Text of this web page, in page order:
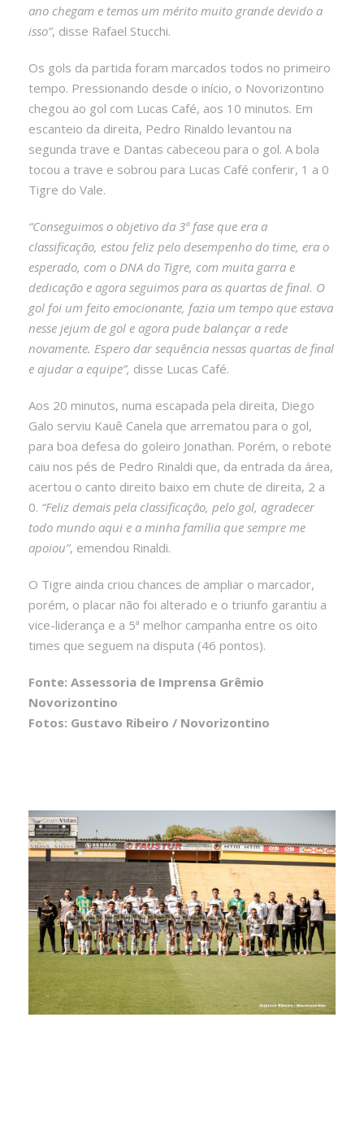
ano chegam e temos um mérito muito grande devido a
isso”, disse Rafael Stucchi.
Os gols da partida foram marcados todos no primeiro
tempo. Pressionando desde o início, o Novorizontino
chegou ao gol com Lucas Café, aos 10 minutos. Em
escanteio da direita, Pedro Rinaldo levantou na
segunda trave e Dantas cabeceou para o gol. A bola
tocou a trave e sobrou para Lucas Café conferir, 1 a 0
Tigre do Vale.
“Conseguimos o objetivo da 3ª fase que era a
classificação, estou feliz pelo desempenho do time, era o
esperado, com o DNA do Tigre, com muita garra e
dedicação e agora seguimos para as quartas de final. O
gol foi um feito emocionante, fazia um tempo que estava
nesse jejum de gol e agora pude balançar a rede
novamente. Espero dar sequência nessas quartas de final
e ajudar a equipe”, disse Lucas Café.
Aos 20 minutos, numa escapada pela direita, Diego
Galo serviu Kauê Canela que arrematou para o gol,
para boa defesa do goleiro Jonathan. Porém, o rebote
caiu nos pés de Pedro Rinaldi que, da entrada da área,
acertou o canto direito baixo em chute de direita, 2 a
0. “Feliz demais pela classificação, pelo gol, agradecer
todo mundo aqui e a minha família que sempre me
apoiou”, emendou Rinaldi.
O Tigre ainda criou chances de ampliar o marcador,
porém, o placar não foi alterado e o triunfo garantiu a
vice-liderança e a 5ª melhor campanha entre os oito
times que seguem na disputa (46 pontos).
Fonte: Assessoria de Imprensa Grêmio
Novorizontino
Fotos: Gustavo Ribeiro / Novorizontino